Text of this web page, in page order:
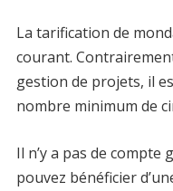
La tarification de
courant.
gestion de projets, il
nombre minimum de
Il n’y a pas de compte
pouvez bénéficier